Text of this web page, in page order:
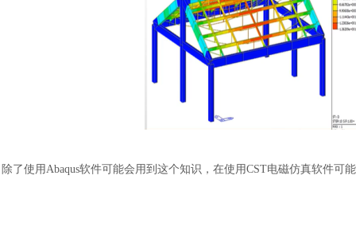
除了使用Abaqus软件可能会用到这个知识，在使用CST电磁仿真软件